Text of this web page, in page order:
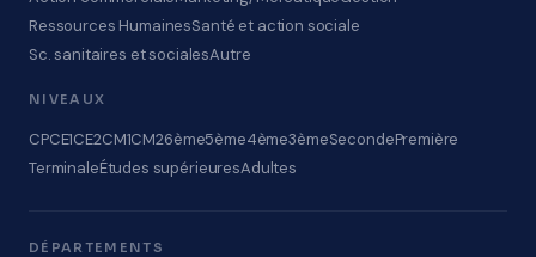
Ressources HumainesSanté et action sociale
Sc. sanitaires et socialesAutre
NIVEAUX
CPCE1CE2CM1CM26ème5ème4ème3èmeSecondePremière
TerminaleÉtudes supérieuresAdultes
DÉPARTEMENTS